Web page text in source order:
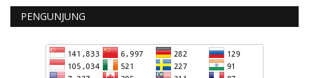
PENGUNJUNG